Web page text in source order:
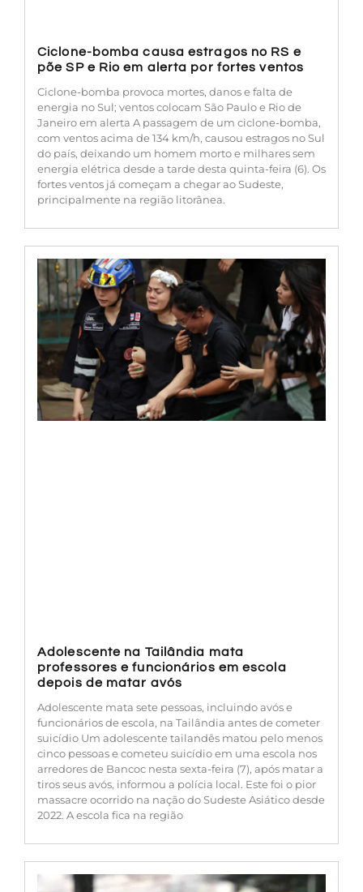
Ciclone-bomba causa estragos no RS e
põe SP e Rio em alerta por fortes ventos
Ciclone-bomba provoca mortes, danos e falta de
energia no Sul; ventos colocam São Paulo e Rio de
Janeiro em alerta A passagem de um ciclone-bomba,
com ventos acima de 134 km/h, causou estragos no Sul
do país, deixando um homem morto e milhares sem
energia elétrica desde a tarde desta quinta-feira (6). Os
fortes ventos já começam a chegar ao Sudeste,
principalmente na região litorânea.
Adolescente na Tailândia mata
professores e funcionários em escola
depois de matar avós
Adolescente mata sete pessoas, incluindo avós e
funcionários de escola, na Tailândia antes de cometer
suicídio Um adolescente tailandês matou pelo menos
cinco pessoas e cometeu suicídio em uma escola nos
arredores de Bancoc nesta sexta-feira (7), após matar a
tiros seus avós, informou a polícia local. Este foi o pior
massacre ocorrido na nação do Sudeste Asiático desde
2022. A escola fica na região